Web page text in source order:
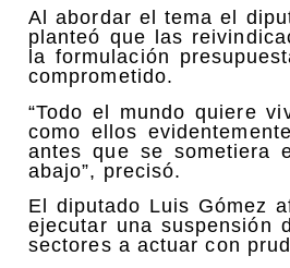
Al abordar el tema el
planteó que las
la formulación
comprometido.
“Todo el mundo quiere
como ellos
antes que se sometiera
abajo”, precisó.
El diputado Luis Gómez
ejecutar una suspensión
sectores a actuar con